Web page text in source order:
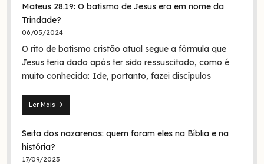
Mateus 28.19: O batismo de Jesus era em nome da
Trindade?
06/05/2024
O rito de batismo cristão atual segue a fórmula que
Jesus teria dado após ter sido ressuscitado, como é
muito conhecida: Ide, portanto, fazei discípulos
Ler Mais
Mateus
O
batismo
de
Seita dos nazarenos: quem foram eles na Bíblia e na
história?
17/09/2023